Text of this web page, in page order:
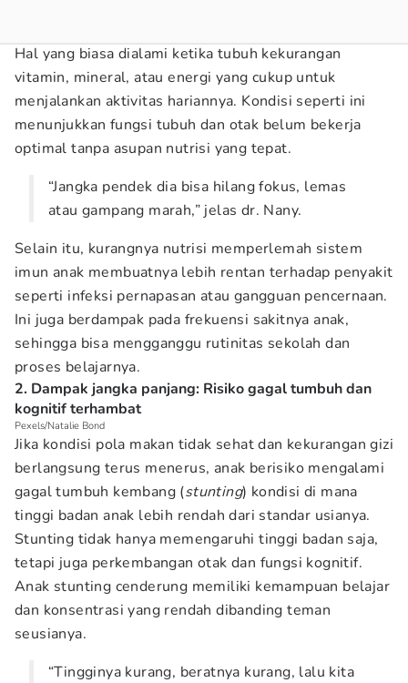
Hal yang biasa dialami ketika tubuh kekurangan
vitamin, mineral, atau energi yang cukup untuk
menjalankan aktivitas hariannya. Kondisi seperti ini
menunjukkan fungsi tubuh dan otak belum bekerja
optimal tanpa asupan nutrisi yang tepat.
“Jangka pendek dia bisa hilang fokus, lemas
atau gampang marah,” jelas dr. Nany.
Selain itu, kurangnya nutrisi memperlemah sistem
imun anak membuatnya lebih rentan terhadap penyakit
seperti infeksi pernapasan atau gangguan pencernaan.
Ini juga berdampak pada frekuensi sakitnya anak,
sehingga bisa mengganggu rutinitas sekolah dan
proses belajarnya.
2. Dampak jangka panjang: Risiko gagal tumbuh dan
kognitif terhambat
Pexels/Natalie Bond
Jika kondisi pola makan tidak sehat dan kekurangan gizi
berlangsung terus menerus, anak berisiko mengalami
gagal tumbuh kembang (stunting) kondisi di mana
tinggi badan anak lebih rendah dari standar usianya.
Stunting tidak hanya memengaruhi tinggi badan saja,
tetapi juga perkembangan otak dan fungsi kognitif.
Anak stunting cenderung memiliki kemampuan belajar
dan konsentrasi yang rendah dibanding teman
seusianya.
“Tingginya kurang, beratnya kurang, lalu kita